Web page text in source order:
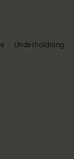
Underholdning